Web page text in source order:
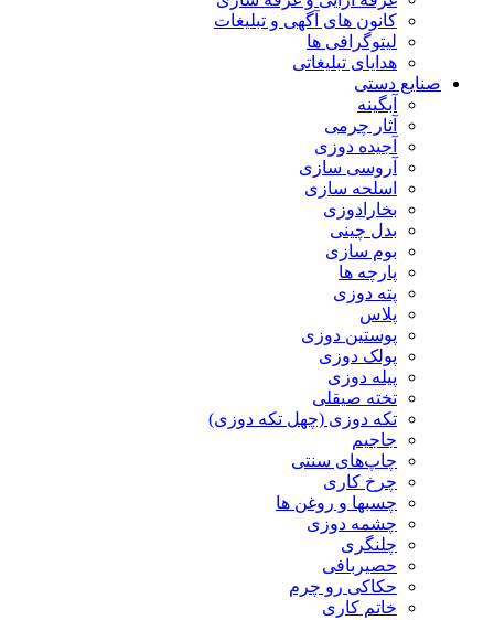
کانون های آگهی و تبلیغات
لیتوگرافی ها
هدایای تبلیغاتی
صنایع دستی
آبگینه
آثار چرمی
آجیده دوزی
آروسی سازی
اسلحه سازی
بخارادوزی
بدل چینی
بوم سازی
پارچه ها
پته دوزی
پلاس
پوستین دوزی
پولک دوزی
پیله دوزی
تخته صیقلی
تکه دوزی (چهل تکه دوزی)
جاجیم
چاپ‌های سنتی
چرخ کاری
چسبها و روغن ها
چشمه دوزی
چلنگری
حصیربافی
حکاکی رو چرم
خاتم کاری